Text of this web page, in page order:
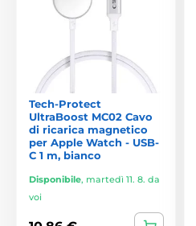
Tech-Protect
UltraBoost MC02 Cavo
di ricarica magnetico
per Apple Watch - USB-
C 1 m, bianco
Disponibile, martedì 11. 8. da
voi